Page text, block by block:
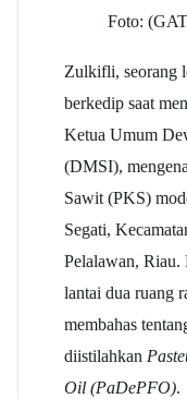
Foto:
Zulkifli, seorang
berkedip saat
Ketua Umum
(DMSI),
Sawit (PKS)
Segati,
Pelalawan, Riau.
lantai dua ruang
membahas
diistilahkan
Oil (PaDePFO).